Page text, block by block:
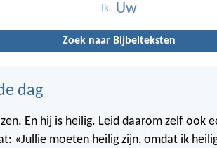
Ik Uw
Zoek naar Bijbelteksten
dag
En hij is heilig. Leid daarom zelf ook
«Jullie moeten heilig zijn, omdat ik